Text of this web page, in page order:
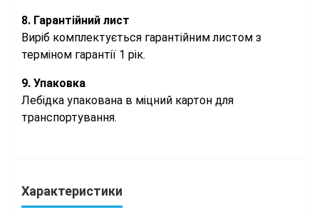
8. Гарантійний лист
Виріб комплектується гарантійним листом з
терміном гарантії 1 рік.
9. Упаковка
Лебідка упакована в міцний картон для
транспортування.
Характеристики